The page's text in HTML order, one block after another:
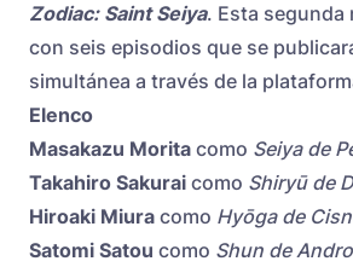
Zodiac: Saint Seiya. Esta segunda
con seis episodios que se
simultánea a través de la
Elenco
Masakazu Morita como Seiya de
Takahiro Sakurai como Shiryū de
Hiroaki Miura como Hyōga de
Satomi Satou como Shun de